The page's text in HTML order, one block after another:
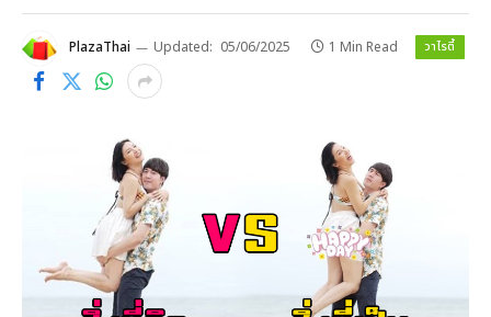
PlazaThai Updated: 05/06/2025 1 Min Read วาไรตี้